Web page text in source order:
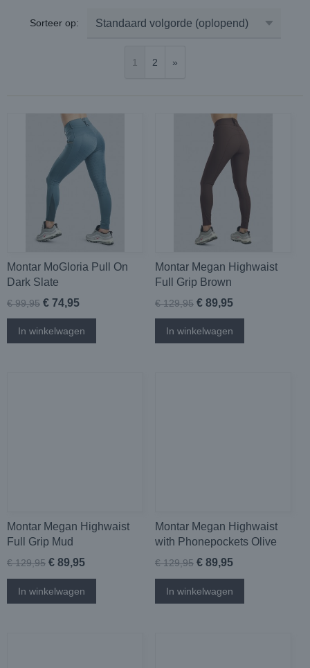
Sorteer op:
1 2 »
Montar MoGloria Pull On
Dark Slate
€ 99,95 € 74,95
In winkelwagen
Montar Megan Highwaist
Full Grip Brown
€ 129,95 € 89,95
In winkelwagen
Montar Megan Highwaist
Full Grip Mud
€ 129,95 € 89,95
In winkelwagen
Montar Megan Highwaist
with Phonepockets Olive
€ 129,95 € 89,95
In winkelwagen